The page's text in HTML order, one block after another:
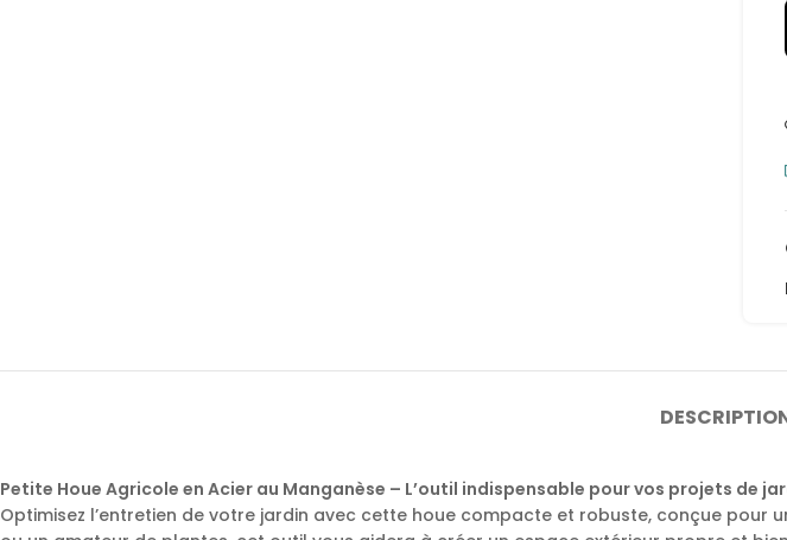
Petite Houe Agricole en Acier au Manganèse – L’outil indispensable pour vos projets de
Optimisez l’entretien de votre jardin avec cette houe compacte et robuste, conçue pour